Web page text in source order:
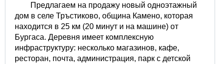
Предлагаем на продажу новый одноэтажный
дом в селе Тръстиково, община Камено, которая
находится в 25 км (20 минут и на машине) от
Бургаса. Деревня имеет комплексную
инфраструктуру: несколько магазинов, кафе,
ресторан, почта, администрация, парк с детской